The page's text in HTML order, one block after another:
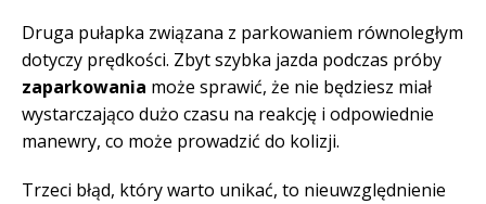
Druga pułapka związana z parkowaniem równoległym
dotyczy prędkości. Zbyt szybka jazda podczas próby
zaparkowania może sprawić, że nie będziesz miał
wystarczająco dużo czasu na reakcję i odpowiednie
manewry, co może prowadzić do kolizji.
Trzeci błąd, który warto unikać, to nieuwzględnienie